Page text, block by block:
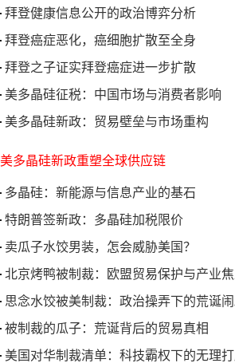
拜登健康信息公开的政治博弈分析
拜登癌症恶化，癌细胞扩散至全身
拜登之子证实拜登癌症进一步扩散
美多晶硅征税：中国市场与消费者影响
美多晶硅新政：贸易壁垒与市场重构
美多晶硅新政重塑全球供应链
多晶硅：新能源与信息产业的基石
特朗普签新政：多晶硅加税限价
卖瓜子水饺男装，怎会威胁美国？
北京烤鸭被制裁：欧盟贸易保护与产业
思念水饺被美制裁：政治操弄下的荒诞闹
被制裁的瓜子：荒诞背后的贸易真相
美国对华制裁清单：科技霸权下的无理